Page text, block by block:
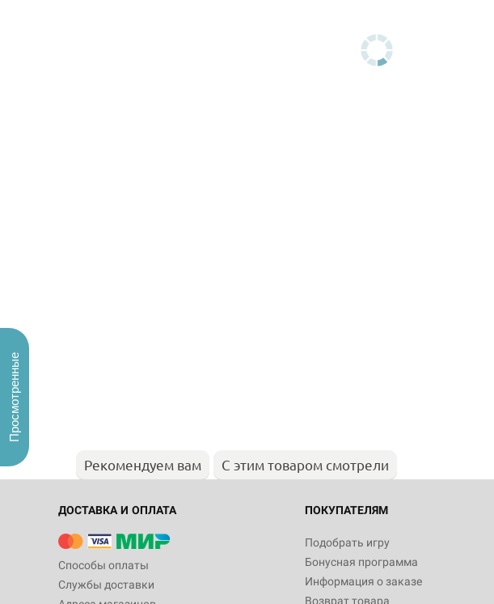
Рекомендуем вам С этим товаром смотрели
ДОСТАВКА И ОПЛАТА
Способы оплаты
Службы доставки
ПОКУПАТЕЛЯМ
Подобрать игру
Бонусная программа
Информация о заказе
Возврат товара
Просмотренные